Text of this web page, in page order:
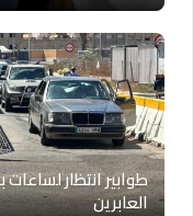
طوابير انتظار لساعات
العابرين